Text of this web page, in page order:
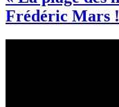
Frédéric Mars !